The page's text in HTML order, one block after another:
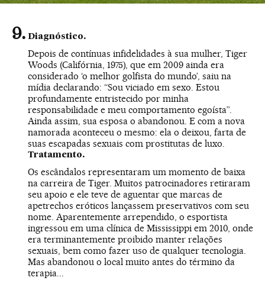
Diagnóstico.
Depois de contínuas infidelidades à sua mulher, Tiger
Woods (Califórnia, 1975), que em 2009 ainda era
considerado ‘o melhor golfista do mundo’, saiu na
mídia declarando: “Sou viciado em sexo. Estou
profundamente entristecido por minha
responsabilidade e meu comportamento egoísta”.
Ainda assim, sua esposa o abandonou. E com a nova
namorada aconteceu o mesmo: ela o deixou, farta de
suas escapadas sexuais com prostitutas de luxo.
Tratamento.
Os escândalos representaram um momento de baixa
na carreira de Tiger. Muitos patrocinadores retiraram
seu apoio e ele teve de aguentar que marcas de
apetrechos eróticos lançassem preservativos com seu
nome. Aparentemente arrependido, o esportista
ingressou em uma clínica de Mississippi em 2010, onde
era terminantemente proibido manter relações
sexuais, bem como fazer uso de qualquer tecnologia.
Mas abandonou o local muito antes do término da
terapia...